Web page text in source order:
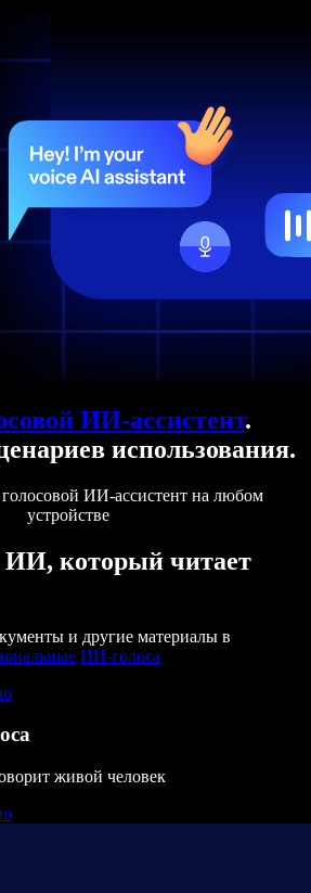
ИИ-ассистент.
использования.
ИИ-ассистент на любом
устройстве
ИИ, который читает
и другие материалы в
ИИ-голоса
живой человек